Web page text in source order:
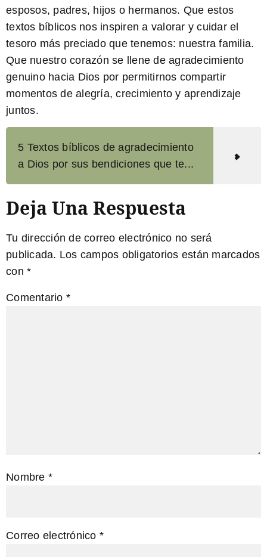
esposos, padres, hijos o hermanos. Que estos
textos bíblicos nos inspiren a valorar y cuidar el
tesoro más preciado que tenemos: nuestra familia.
Que nuestro corazón se llene de agradecimiento
genuino hacia Dios por permitirnos compartir
momentos de alegría, crecimiento y aprendizaje
juntos.
5 Textos bíblicos de agradecimiento
a Dios por sus bendiciones que te...
Deja Una Respuesta
Tu dirección de correo electrónico no será
publicada. Los campos obligatorios están marcados
con *
Comentario *
Nombre *
Correo electrónico *